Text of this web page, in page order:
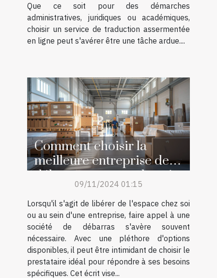
Que ce soit pour des démarches
administratives, juridiques ou académiques,
choisir un service de traduction assermentée
en ligne peut s'avérer être une tâche ardue....
Comment choisir la
meilleure entreprise de
débarras pour vos besoins
09/11/2024 01:15
Lorsqu'il s'agit de libérer de l'espace chez soi
ou au sein d'une entreprise, faire appel à une
société de débarras s'avère souvent
nécessaire. Avec une pléthore d'options
disponibles, il peut être intimidant de choisir le
prestataire idéal pour répondre à ses besoins
spécifiques. Cet écrit vise...